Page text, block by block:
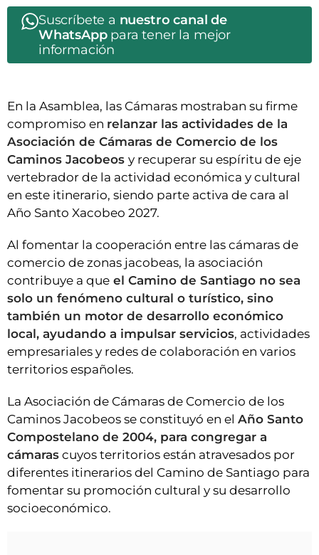
Suscríbete a nuestro canal de
WhatsApppara tener la mejor
información
En la Asamblea, las Cámaras mostraban su firme
compromiso en relanzar las actividades de la
Asociación de Cámaras de Comercio de los
Caminos Jacobeos y recuperar su espíritu de eje
vertebrador de la actividad económica y cultural
en este itinerario, siendo parte activa de cara al
Año Santo Xacobeo 2027.
Al fomentar la cooperación entre las cámaras de
comercio de zonas jacobeas, la asociación
contribuye a que el Camino de Santiago no sea
solo un fenómeno cultural o turístico, sino
también un motor de desarrollo económico
local, ayudando a impulsar servicios, actividades
empresariales y redes de colaboración en varios
territorios españoles.
La Asociación de Cámaras de Comercio de los
Caminos Jacobeos se constituyó en el Año Santo
Compostelano de 2004, para congregar a
cámaras cuyos territorios están atravesados por
diferentes itinerarios del Camino de Santiago para
fomentar su promoción cultural y su desarrollo
socioeconómico.